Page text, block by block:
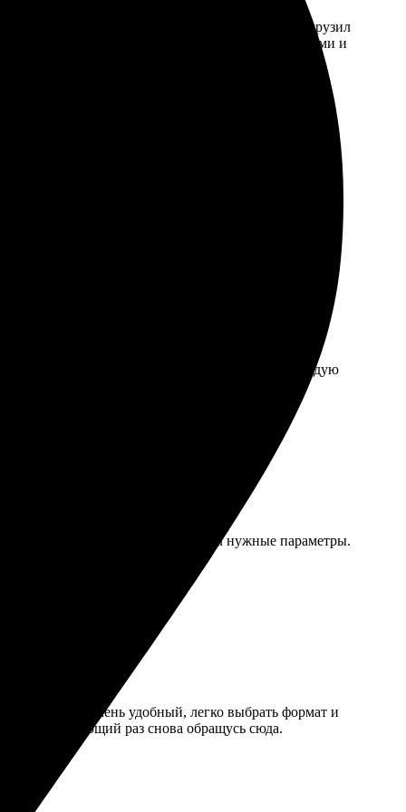
понятному сайту. Заказ оформил просто – загрузил
и четкие. Печать без рамки сделала фотки легкими и
точно в срок и выглядели замечательно!
рамки, получил отличные результаты. Рекомендую
файлы через сайт, поставил нужные параметры.
Сайт очень удобный, легко выбрать формат и
В следующий раз снова обращусь сюда.